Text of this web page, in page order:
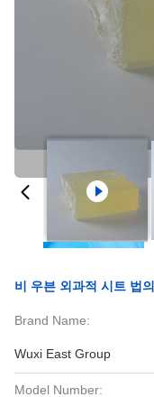
비 우븐 외과적 시트 법
Brand Name:
Wuxi East Group
Model Number: